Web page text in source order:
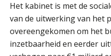
Het kabinet is met de
van de uitwerking van het
overeengekomen om het
inzetbaarheid en eerder